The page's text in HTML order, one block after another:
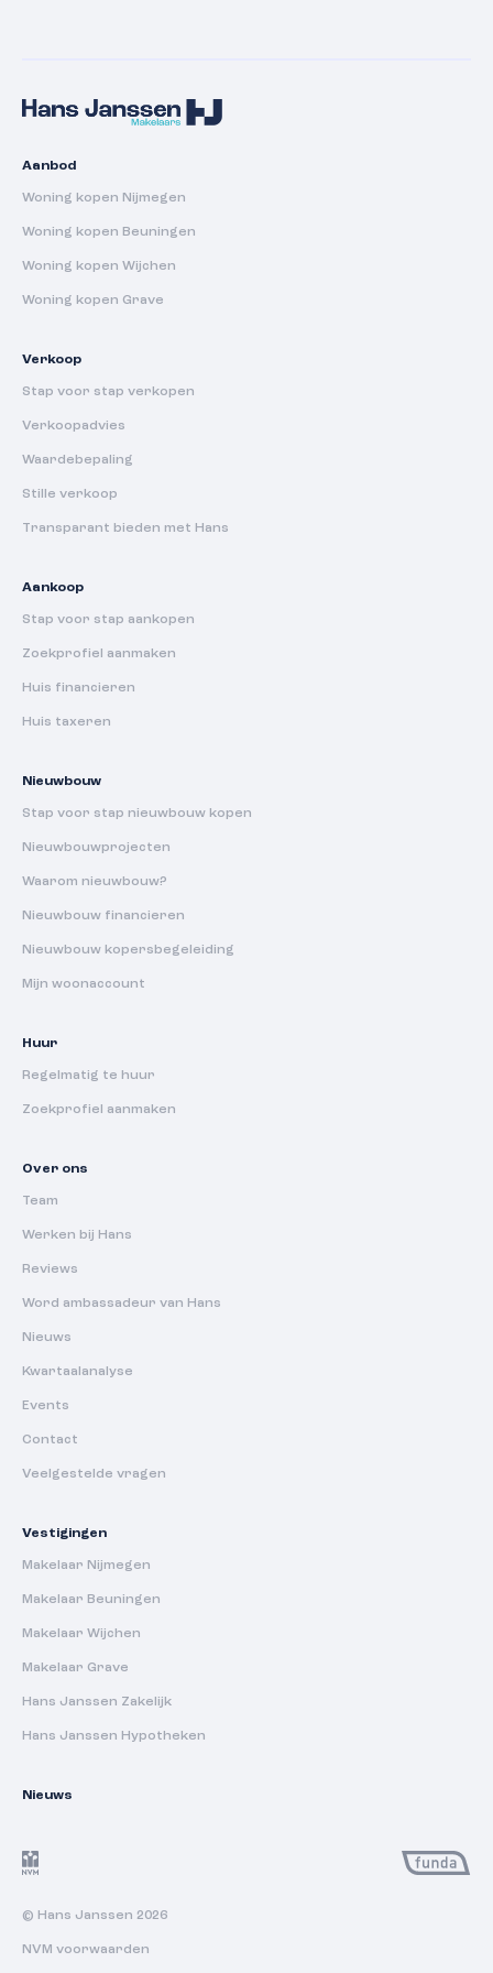
Aanbod
Woning kopen Nijmegen
Woning kopen Beuningen
Woning kopen Wijchen
Woning kopen Grave
Verkoop
Stap voor stap verkopen
Verkoopadvies
Waardebepaling
Stille verkoop
Transparant bieden met Hans
Aankoop
Stap voor stap aankopen
Zoekprofiel aanmaken
Huis financieren
Huis taxeren
Nieuwbouw
Stap voor stap nieuwbouw kopen
Nieuwbouwprojecten
Waarom nieuwbouw?
Nieuwbouw financieren
Nieuwbouw kopersbegeleiding
Mijn woonaccount
Huur
Regelmatig te huur
Zoekprofiel aanmaken
Over ons
Team
Werken bij Hans
Reviews
Word ambassadeur van Hans
Nieuws
Kwartaalanalyse
Events
Contact
Veelgestelde vragen
Vestigingen
Makelaar Nijmegen
Makelaar Beuningen
Makelaar Wijchen
Makelaar Grave
Hans Janssen Zakelijk
Hans Janssen Hypotheken
Nieuws
© Hans Janssen 2026
NVM voorwaarden